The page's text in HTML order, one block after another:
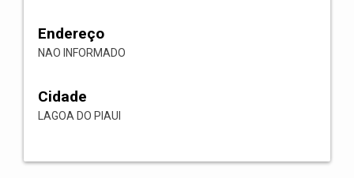
Endereço
NAO INFORMADO
Cidade
LAGOA DO PIAUI